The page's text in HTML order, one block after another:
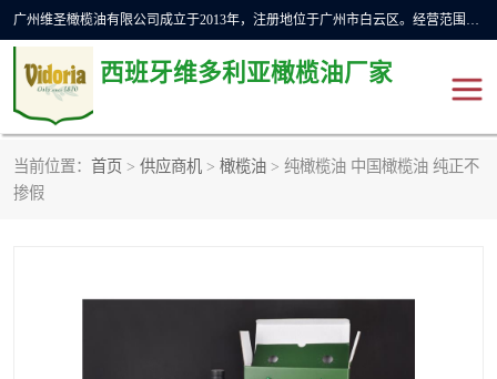
广州维圣橄榄油有限公司成立于2013年，注册地位于广州市白云区。经营范围包括饲料原料销售;畜牧渔业饲料销售;化妆品批发;贸易经纪;食品进出口等，主要产品有：橄榄果渣油，橄榄油，纯橄榄油等。
西班牙维多利亚橄榄油厂家
当前位置： 首页 > 供应商机 > 橄榄油 > 纯橄榄油 中国橄榄油 纯正不
掺假橄榄油
橄榄果渣油 精炼橄榄油